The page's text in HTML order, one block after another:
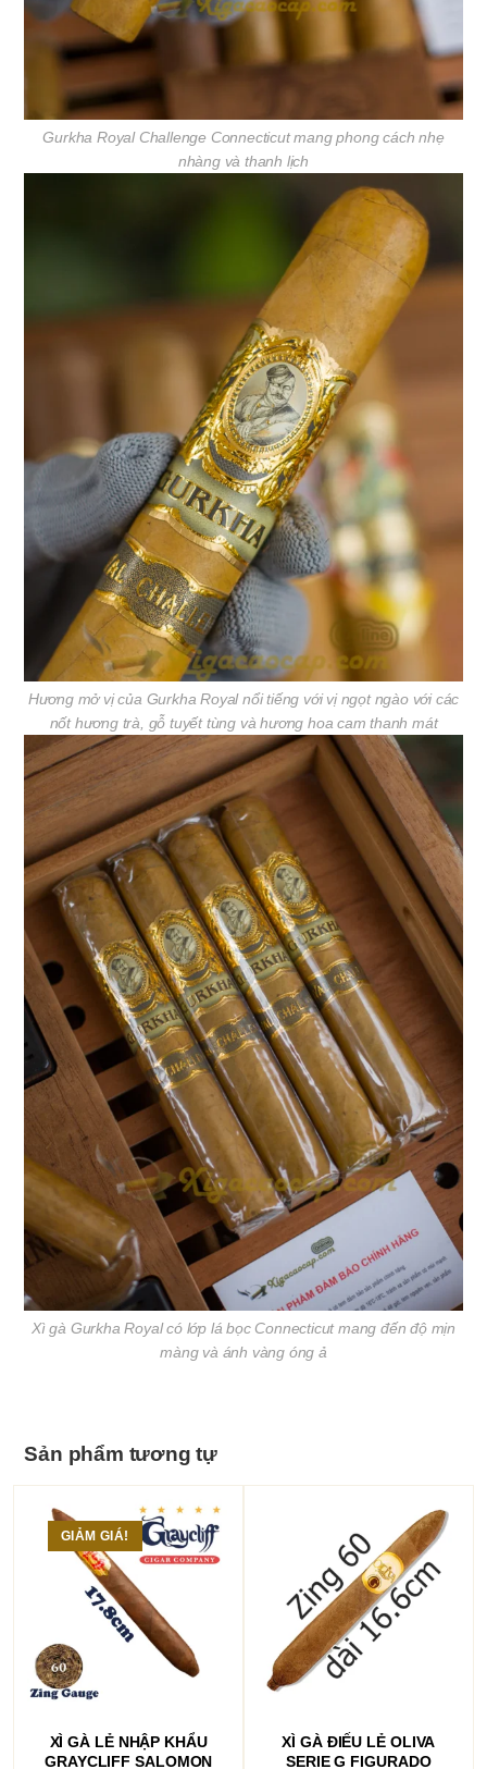
Gurkha Royal Challenge Connecticut mang phong cách nhẹ
nhàng và thanh lịch
Hương mở vị của Gurkha Royal nổi tiếng với vị ngọt ngào với các
nốt hương trà, gỗ tuyết tùng và hương hoa cam thanh mát
Xì gà Gurkha Royal có lớp lá bọc Connecticut mang đến độ mịn
màng và ánh vàng óng ả
Sản phẩm tương tự
GIẢM GIÁ!
THÊM VÀO GIỎ HÀNG
XÌ GÀ LẺ NHẬP KHẨU
GRAYCLIFF SALOMON
THÊM VÀO GIỎ HÀNG
XÌ GÀ ĐIẾU LẺ OLIVA
SERIE G FIGURADO